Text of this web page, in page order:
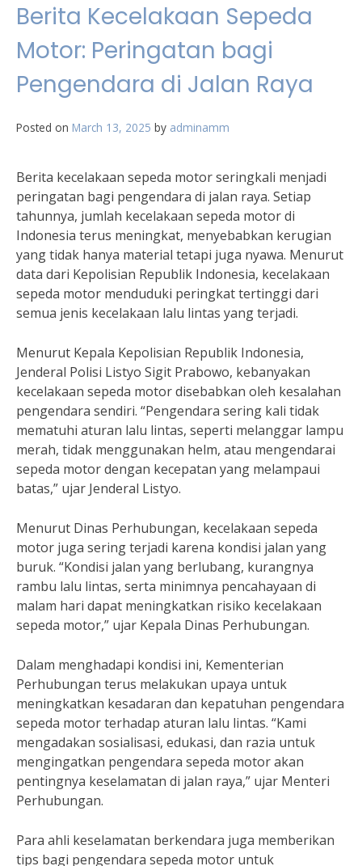
Berita Kecelakaan Sepeda
Motor: Peringatan bagi
Pengendara di Jalan Raya
Posted on March 13, 2025 by adminamm
Berita kecelakaan sepeda motor seringkali menjadi
peringatan bagi pengendara di jalan raya. Setiap
tahunnya, jumlah kecelakaan sepeda motor di
Indonesia terus meningkat, menyebabkan kerugian
yang tidak hanya material tetapi juga nyawa. Menurut
data dari Kepolisian Republik Indonesia, kecelakaan
sepeda motor menduduki peringkat tertinggi dari
semua jenis kecelakaan lalu lintas yang terjadi.
Menurut Kepala Kepolisian Republik Indonesia,
Jenderal Polisi Listyo Sigit Prabowo, kebanyakan
kecelakaan sepeda motor disebabkan oleh kesalahan
pengendara sendiri. “Pengendara sering kali tidak
mematuhi aturan lalu lintas, seperti melanggar lampu
merah, tidak menggunakan helm, atau mengendarai
sepeda motor dengan kecepatan yang melampaui
batas,” ujar Jenderal Listyo.
Menurut Dinas Perhubungan, kecelakaan sepeda
motor juga sering terjadi karena kondisi jalan yang
buruk. “Kondisi jalan yang berlubang, kurangnya
rambu lalu lintas, serta minimnya pencahayaan di
malam hari dapat meningkatkan risiko kecelakaan
sepeda motor,” ujar Kepala Dinas Perhubungan.
Dalam menghadapi kondisi ini, Kementerian
Perhubungan terus melakukan upaya untuk
meningkatkan kesadaran dan kepatuhan pengendara
sepeda motor terhadap aturan lalu lintas. “Kami
mengadakan sosialisasi, edukasi, dan razia untuk
mengingatkan pengendara sepeda motor akan
pentingnya keselamatan di jalan raya,” ujar Menteri
Perhubungan.
Para ahli keselamatan berkendara juga memberikan
tips bagi pengendara sepeda motor untuk